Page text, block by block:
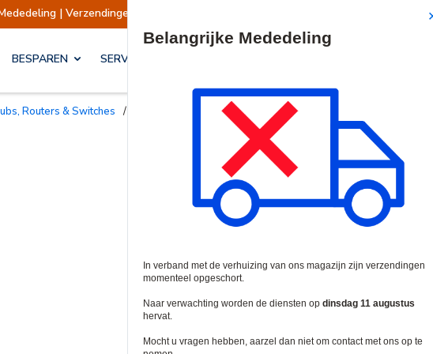
opgeschort Verzendingen worden op dinsdag 11
BESPAREN SERVICES & OPLOSSINGEN
Hubs, Routers & Switches /